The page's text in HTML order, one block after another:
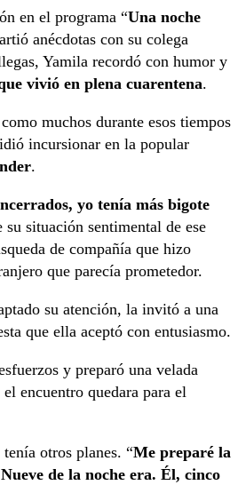
en el programa “Una noche
anécdotas con su colega
Yamila recordó con humor y
vivió en plena cuarentena.
muchos durante esos tiempos
incursionar en la popular
.
yo tenía más bigote
su situación sentimental de ese
de compañía que hizo
que parecía prometedor.
su atención, la invitó a una
que ella aceptó con entusiasmo.
y preparó una velada
encuentro quedara para el
otros planes. “Me preparé la
de la noche era. Él, cinco